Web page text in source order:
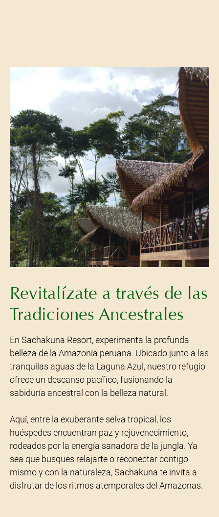
Revitalízate a través de las
Tradiciones Ancestrales
En Sachakuna Resort, experimenta la profunda
belleza de la Amazonía peruana. Ubicado junto a las
tranquilas aguas de la Laguna Azul, nuestro refugio
ofrece un descanso pacífico, fusionando la
sabiduría ancestral con la belleza natural.
Aquí, entre la exuberante selva tropical, los
huéspedes encuentran paz y rejuvenecimiento,
rodeados por la energía sanadora de la jungla. Ya
sea que busques relajarte o reconectar contigo
mismo y con la naturaleza, Sachakuna te invita a
disfrutar de los ritmos atemporales del Amazonas.